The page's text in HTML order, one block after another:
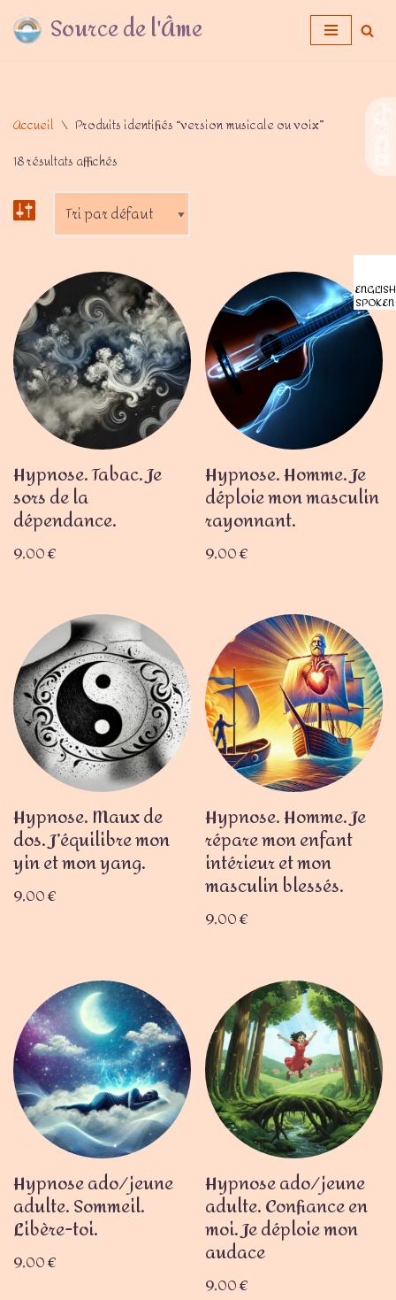
Aller Source de l'Âme
Accueil \ Produits identifiés “version musicale ou voix”
18 résultats affichés
Hypnose. Tabac. Je
sors de la
dépendance.
9,00€
Hypnose. Homme. Je
déploie mon masculin
rayonnant.
9,00€
Hypnose. Maux de
dos. J’équilibre mon
yin et mon yang.
9,00€
Hypnose. Homme. Je
répare mon enfant
intérieur et mon
masculin blessés.
9,00€
Hypnose ado/jeune
adulte. Sommeil.
Libère-toi.
9,00€
Hypnose ado/jeune
adulte. Confiance en
moi. Je déploie mon
audace
9,00€
ENGLISH
SPOKEN